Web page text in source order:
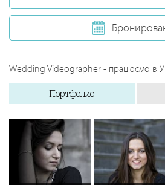
Wedding Videographer - працюємо в
Портфолио